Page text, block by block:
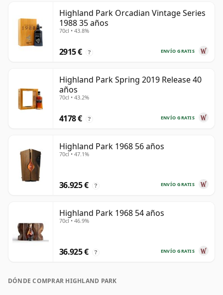
Highland Park Orcadian Vintage Series
1988 35 años
70cl • 43.8%
ENVÍO GRATIS
2915 € ?
Highland Park Spring 2019 Release 40
años
70cl • 43.2%
ENVÍO GRATIS
4178 € ?
Highland Park 1968 56 años
70cl • 47.1%
ENVÍO GRATIS
36.925 € ?
Highland Park 1968 54 años
70cl • 46.9%
ENVÍO GRATIS
36.925 € ?
DÓNDE COMPRAR HIGHLAND PARK